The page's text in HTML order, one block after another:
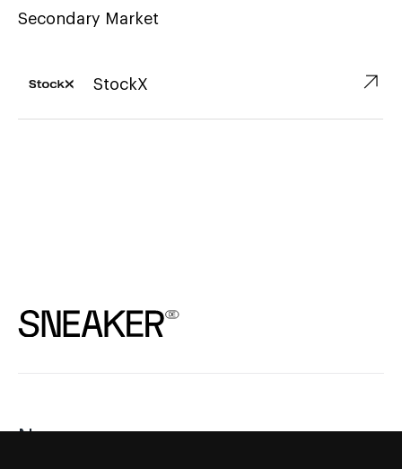
Secondary Market
StockX ↗︎
News